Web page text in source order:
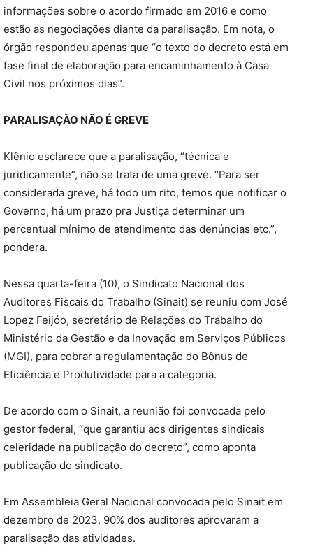
informações sobre o acordo firmado em 2016 e como
estão as negociações diante da paralisação. Em nota, o
órgão respondeu apenas que “o texto do decreto está em
fase final de elaboração para encaminhamento à Casa
Civil nos próximos dias”.
PARALISAÇÃO NÃO É GREVE
Klênio esclarece que a paralisação, “técnica e
juridicamente”, não se trata de uma greve. “Para ser
considerada greve, há todo um rito, temos que notificar o
Governo, há um prazo pra Justiça determinar um
percentual mínimo de atendimento das denúncias etc.”,
pondera.
Nessa quarta-feira (10), o Sindicato Nacional dos
Auditores Fiscais do Trabalho (Sinait) se reuniu com José
Lopez Feijóo, secretário de Relações do Trabalho do
Ministério da Gestão e da Inovação em Serviços Públicos
(MGI), para cobrar a regulamentação do Bônus de
Eficiência e Produtividade para a categoria.
De acordo com o Sinait, a reunião foi convocada pelo
gestor federal, “que garantiu aos dirigentes sindicais
celeridade na publicação do decreto”, como aponta
publicação do sindicato.
Em Assembleia Geral Nacional convocada pelo Sinait em
dezembro de 2023, 90% dos auditores aprovaram a
paralisação das atividades.